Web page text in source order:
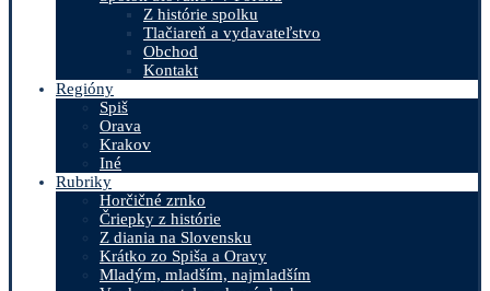
Z histórie spolku
Tlačiareň a vydavateľstvo
Obchod
Kontakt
Regióny
Spiš
Orava
Krakov
Iné
Rubriky
Horčičné zrnko
Čriepky z histórie
Z diania na Slovensku
Krátko zo Spiša a Oravy
Mladým, mladším, najmladším